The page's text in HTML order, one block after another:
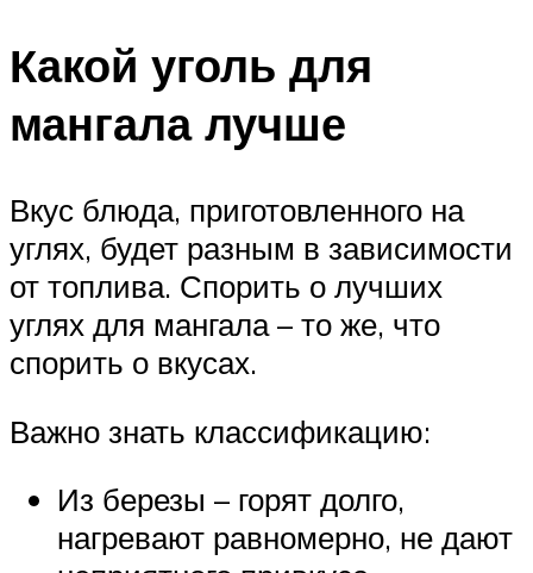
Какой уголь для
мангала лучше
Вкус блюда, приготовленного на
углях, будет разным в зависимости
от топлива. Спорить о лучших
углях для мангала – то же, что
спорить о вкусах.
Важно знать классификацию:
Из березы – горят долго,
нагревают равномерно, не дают